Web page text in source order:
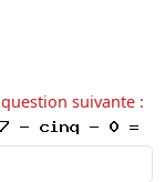
suivante :